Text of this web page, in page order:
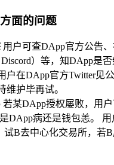
面的问题
用户可查DApp官方公告
Discord）等，知DApp是
户在DApp官方Twitter见
维护毕再试。
若某DApp授权屡败，用
DApp病还是钱包恙。
试B去中心化交易所，若